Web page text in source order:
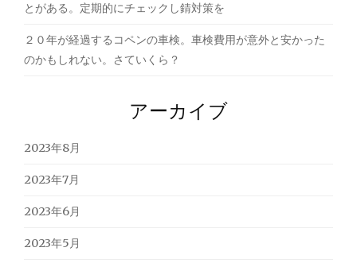
とがある。定期的にチェックし錆対策を
２０年が経過するコペンの車検。車検費用が意外と安かった
のかもしれない。さていくら？
アーカイブ
2023年8月
2023年7月
2023年6月
2023年5月